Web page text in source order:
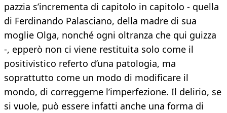
pazzia s’incrementa di capitolo in capitolo - quella
di Ferdinando Palasciano, della madre di sua
moglie Olga, nonché ogni oltranza che qui guizza
-, epperò non ci viene restituita solo come il
positivistico referto d’una patologia, ma
soprattutto come un modo di modificare il
mondo, di correggerne l’imperfezione. Il delirio, se
si vuole, può essere infatti anche una forma di